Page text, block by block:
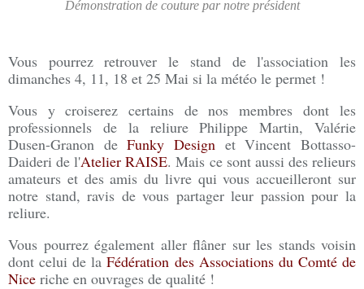
Démonstration de couture par notre président
Vous pourrez retrouver le stand de l'association les
dimanches 4, 11, 18 et 25 Mai si la météo le permet !
Vous y croiserez certains de nos membres dont les
professionnels de la reliure Philippe Martin, Valérie
Dusen-Granon deFunky Design et Vincent Bottasso-
Daideri de l'Atelier RAISE. Mais ce sont aussi des relieurs
amateurs et des amis du livre qui vous accueilleront sur
notre stand, ravis de vous partager leur passion pour la
reliure.
Vous pourrez également aller flâner sur les stands voisin
dont celui de laFédération des Associations du Comté de
Nice riche en ouvrages de qualité !